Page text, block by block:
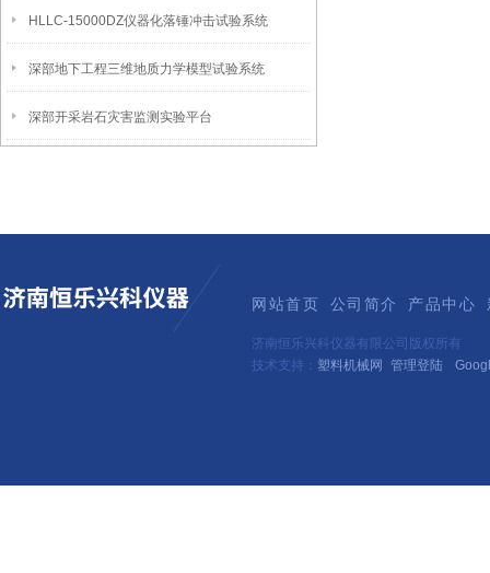
HLLC-15000DZ仪器化落锤冲击试验系统
深部地下工程三维地质力学模型试验系统
深部开采岩石灾害监测实验平台
网站首页 公司简介 产品中心
济南恒乐兴科仪器有限公司版权所有
技术支持： 塑料机械网 管理登陆